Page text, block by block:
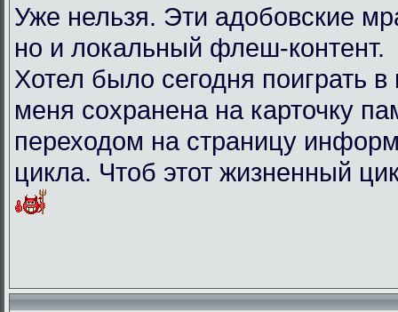
Уже нельзя. Эти адобовские
но и локальный флеш-контент.
Хотел было сегодня поиграть
меня сохранена на карточку
переходом на страницу
цикла. Чтоб этот жизненный